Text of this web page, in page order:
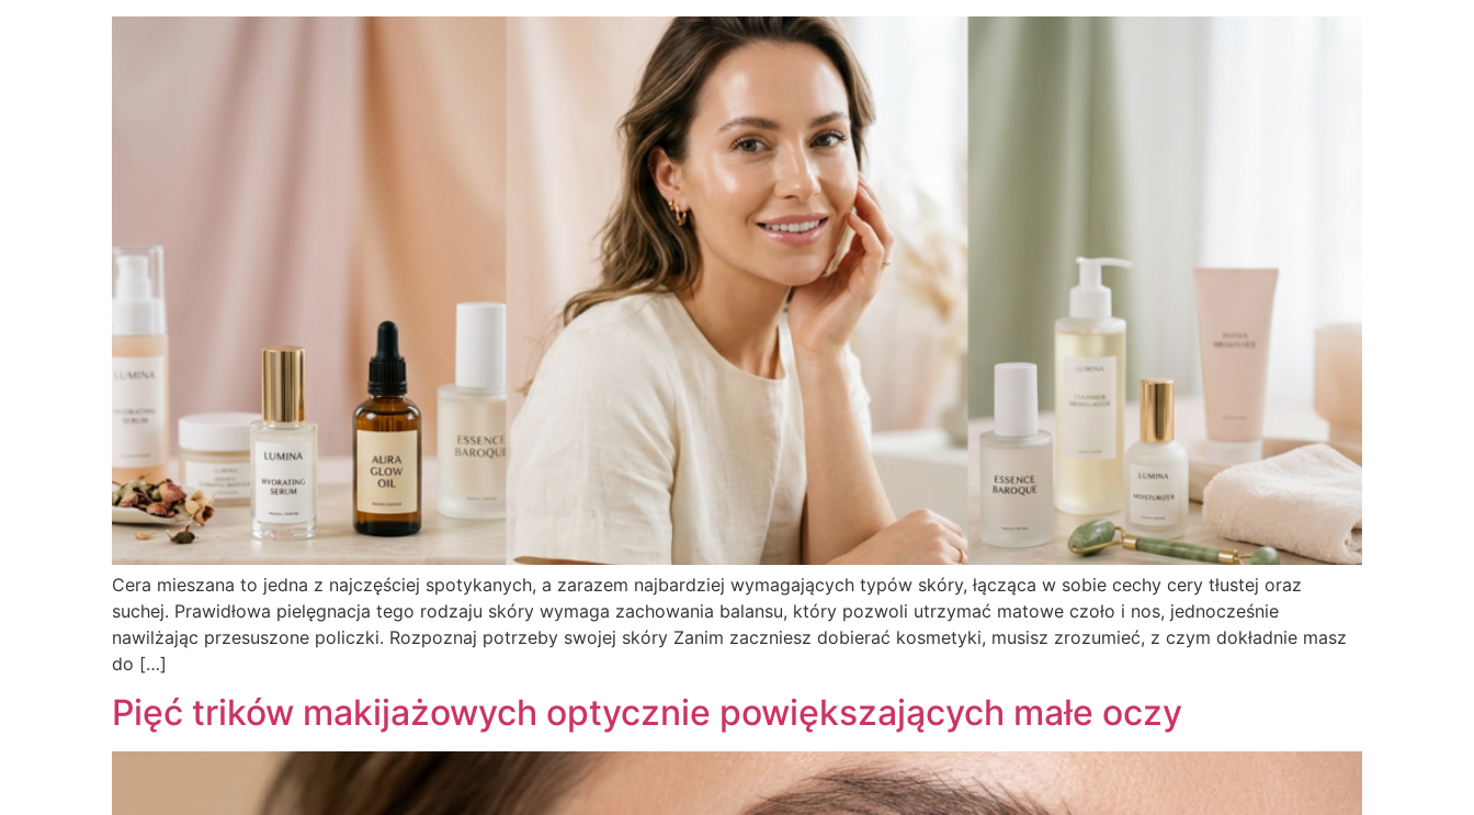
Cera mieszana to jedna z najczęściej spotykanych, a zarazem najbardziej wymagających typów skóry, łącząca w sobie cechy cery tłustej oraz
suchej. Prawidłowa pielęgnacja tego rodzaju skóry wymaga zachowania balansu, który pozwoli utrzymać matowe czoło i nos, jednocześnie
nawilżając przesuszone policzki. Rozpoznaj potrzeby swojej skóry Zanim zaczniesz dobierać kosmetyki, musisz zrozumieć, z czym dokładnie masz
do […]
Pięć trików makijażowych optycznie powiększających małe oczy